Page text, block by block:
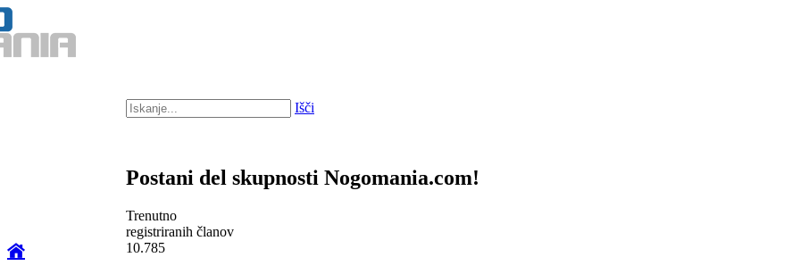
Išči
Postani del skupnosti Nogomania.com!
Trenutno
registriranih članov
10.785